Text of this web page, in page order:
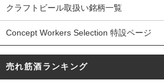
クラフトビール取扱い銘柄一覧
Concept Workers Selection 特設ページ
売れ筋酒ランキング